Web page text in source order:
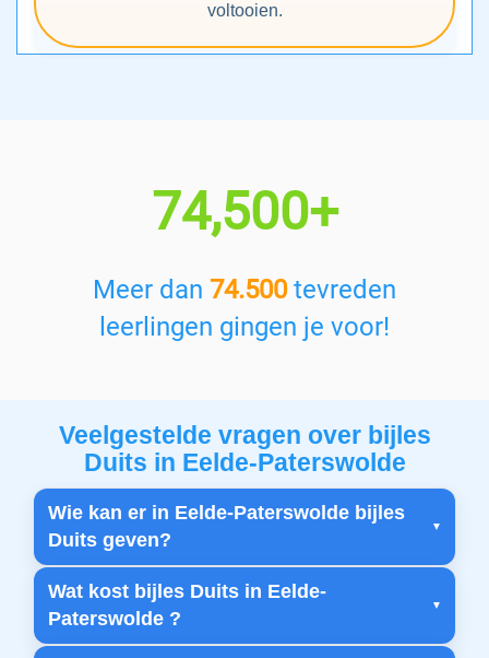
voltooien.
74,500+
Meer dan 74.500tevreden
leerlingen gingen je voor!
Veelgestelde vragen over bijles
Duits in Eelde-Paterswolde
Wie kan er in Eelde-Paterswolde bijles
Duits geven?
Wat kost bijles Duits in Eelde-
Paterswolde ?